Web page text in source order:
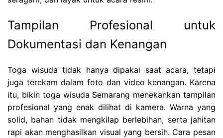
Tampilan Profesional untuk
Dokumentasi dan Kenangan
Toga wisuda tidak hanya dipakai saat acara, tetapi
juga terekam dalam foto dan video kenangan. Karena
itu, bikin toga wisuda Semarang menekankan tampilan
profesional yang enak dilihat di kamera. Warna yang
solid, bahan tidak mengkilap berlebihan, serta jahitan
rapi akan menghasilkan visual yang bersih. Cara pesan